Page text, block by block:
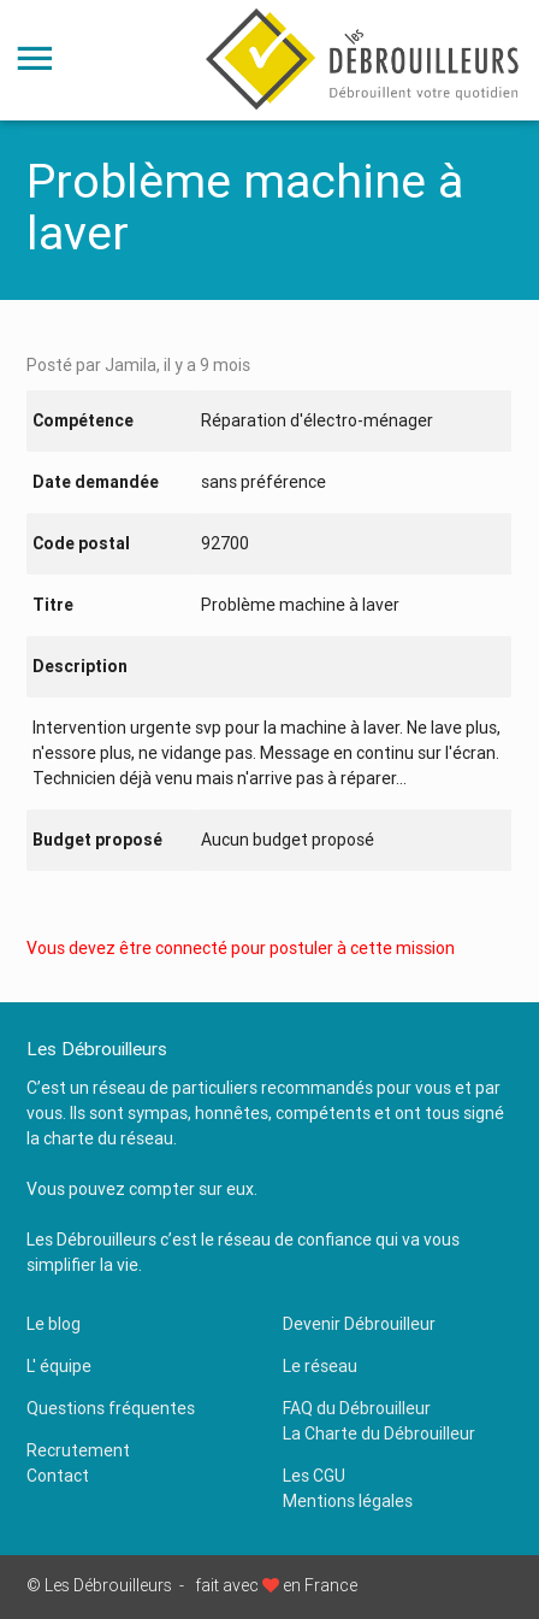
Problème machine à
laver
Posté par Jamila, il y a 9 mois
Compétence Réparation d'électro-ménager
Date demandée sans préférence
Code postal 92700
Titre Problème machine à laver
Description
Intervention urgente svp pour la machine à laver. Ne lave plus,
n'essore plus, ne vidange pas. Message en continu sur l'écran.
Technicien déjà venu mais n'arrive pas à réparer...
Budget proposé Aucun budget proposé
Vous devez être connecté pour postuler à cette mission
Les Débrouilleurs
C’est un réseau de particuliers recommandés pour vous et par
vous. Ils sont sympas, honnêtes, compétents et ont tous signé
la charte du réseau.
Vous pouvez compter sur eux.
Les Débrouilleurs c’est le réseau de confiance qui va vous
simplifier la vie.
Le blog
L' équipe
Questions fréquentes
Recrutement
Contact
Devenir Débrouilleur
Le réseau
FAQ du Débrouilleur
La Charte du Débrouilleur
Les CGU
Mentions légales
© Les Débrouilleurs - fait avec en France